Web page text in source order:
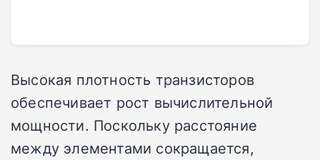
Высокая плотность транзисторов
обеспечивает рост вычислительной
мощности. Поскольку расстояние
между элементами сокращается,